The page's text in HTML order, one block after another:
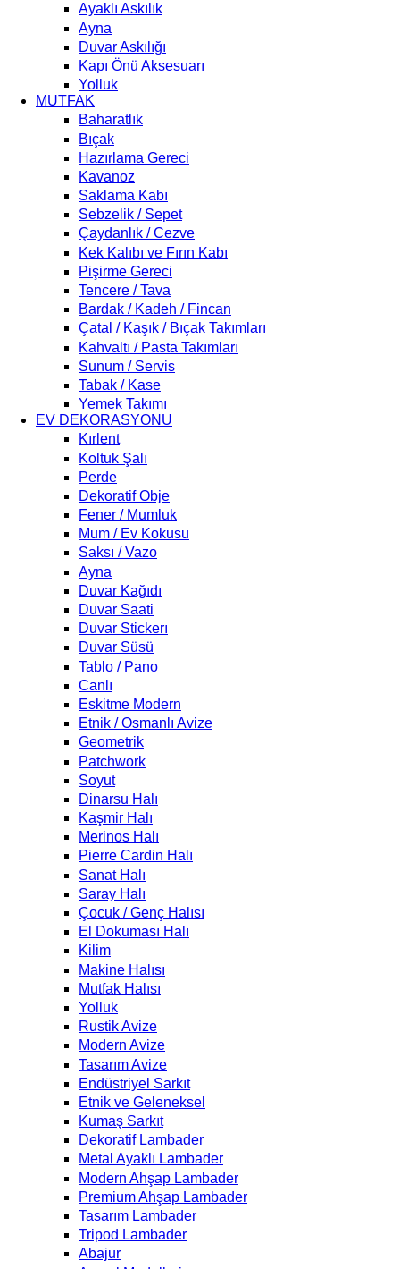
Ayaklı Askılık
Ayna
Duvar Askılığı
Kapı Önü Aksesuarı
Yolluk
MUTFAK
Baharatlık
Bıçak
Hazırlama Gereci
Kavanoz
Saklama Kabı
Sebzelik / Sepet
Çaydanlık / Cezve
Kek Kalıbı ve Fırın Kabı
Pişirme Gereci
Tencere / Tava
Bardak / Kadeh / Fincan
Çatal / Kaşık / Bıçak Takımları
Kahvaltı / Pasta Takımları
Sunum / Servis
Tabak / Kase
Yemek Takımı
EV DEKORASYONU
Kırlent
Koltuk Şalı
Perde
Dekoratif Obje
Fener / Mumluk
Mum / Ev Kokusu
Saksı / Vazo
Ayna
Duvar Kağıdı
Duvar Saati
Duvar Stickerı
Duvar Süsü
Tablo / Pano
Canlı
Eskitme Modern
Etnik / Osmanlı Avize
Geometrik
Patchwork
Soyut
Dinarsu Halı
Kaşmir Halı
Merinos Halı
Pierre Cardin Halı
Sanat Halı
Saray Halı
Çocuk / Genç Halısı
El Dokuması Halı
Kilim
Makine Halısı
Mutfak Halısı
Yolluk
Rustik Avize
Modern Avize
Tasarım Avize
Endüstriyel Sarkıt
Etnik ve Geleneksel
Kumaş Sarkıt
Dekoratif Lambader
Metal Ayaklı Lambader
Modern Ahşap Lambader
Premium Ahşap Lambader
Tasarım Lambader
Tripod Lambader
Abajur